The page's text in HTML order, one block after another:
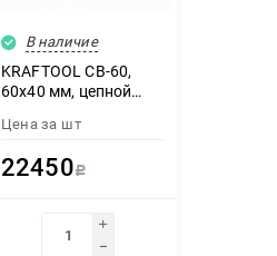
В наличие
KRAFTOOL CB-60,
60х40 мм, цепной
станок (23630-60)
Цена за шт
22450 Р